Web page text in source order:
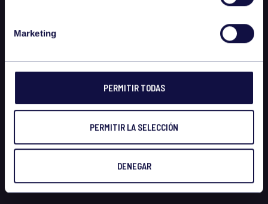
Marketing
PERMITIR TODAS
PERMITIR LA SELECCIÓN
DENEGAR